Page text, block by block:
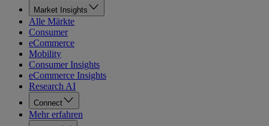
Market Insights
Alle Märkte
Consumer
eCommerce
Mobility
Consumer Insights
eCommerce Insights
Research AI
Connect
Mehr erfahren